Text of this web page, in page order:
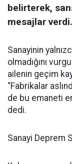
belirterek,
mesajlar verdi.
Sanayinin
olmadığını
ailenin geçim
“Fabrikalar
de bu emaneti
dedi.
Sanayi Deprem